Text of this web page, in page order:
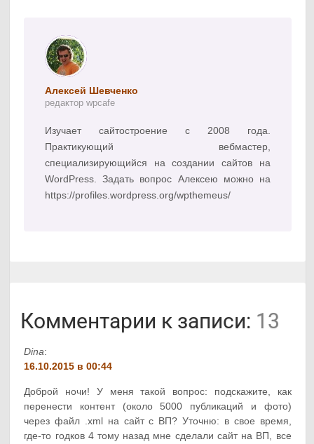
Алексей Шевченко
редактор wpcafe
Изучает сайтостроение с 2008 года.
Практикующий вебмастер,
специализирующийся на создании сайтов на
WordPress. Задать вопрос Алексею можно на
https://profiles.wordpress.org/wpthemeus/
Комментарии к записи: 13
Dina:
16.10.2015 в 00:44
Доброй ночи! У меня такой вопрос: подскажите, как
перенести контент (около 5000 публикаций и фото)
через файл .xml на сайт с ВП? Уточню: в свое время,
где-то годков 4 тому назад мне сделали сайт на ВП, все